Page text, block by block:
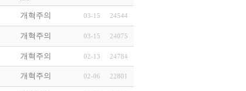
개혁주의 03-15 24544
개혁주의 03-15 24075
개혁주의 02-13 24784
개혁주의 02-06 22801